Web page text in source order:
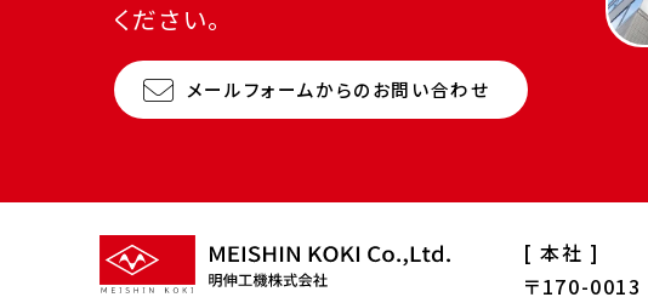
ください。
メールフォームからのお問い合わせ
[ 本社 ]
〒170-0013